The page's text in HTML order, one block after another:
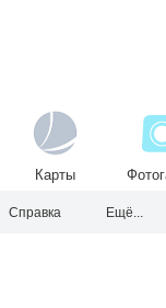
Карты
Справка Ещё...